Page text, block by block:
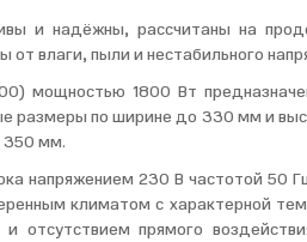
и надёжны, рассчитаны на
влаги, пыли и нестабильного
мощностью 1800 Вт
размеры по ширине до 330 мм и
350 мм.
напряжением 230 В частотой 50
климатом с характерной
отсутствием прямого